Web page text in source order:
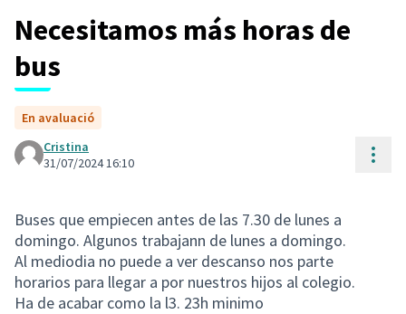
Necesitamos más horas de
bus
En avaluació
Cristina
31/07/2024 16:10
Buses que empiecen antes de las 7.30 de lunes a
domingo. Algunos trabajann de lunes a domingo.
Al mediodia no puede a ver descanso nos parte
horarios para llegar a por nuestros hijos al colegio.
Ha de acabar como la l3. 23h minimo